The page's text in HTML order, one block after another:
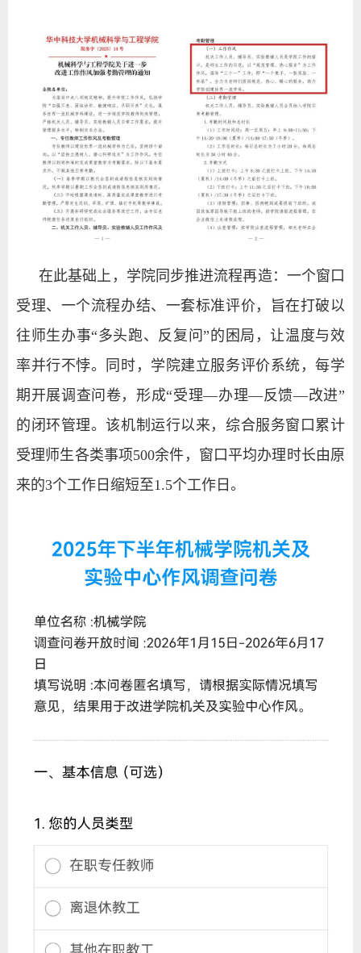
在此基础上，学院同步推进流程再造：一个窗口
受理、一个流程办结、一套标准评价，旨在打破以
往师生办事“多头跑、反复问”的困局，让温度与效
率并行不悖。同时，学院建立服务评价系统，每学
期开展调查问卷，形成“受理—办理—反馈—改进”
的闭环管理。该机制运行以来，综合服务窗口累计
受理师生各类事项500余件，窗口平均办理时长由原
来的3个工作日缩短至1.5个工作日。